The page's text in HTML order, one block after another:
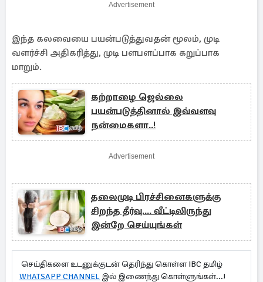
Advertisement
இந்த கலவையை பயன்படுத்துவதன் மூலம், முடி
வளர்ச்சி அதிகரித்து, முடி பளபளப்பாக கறுப்பாக
மாறும்.
கற்றாழை ஜெல்லை
பயன்படுத்தினால் இவ்வளவு
நன்மைகளா..!
Advertisement
தலைமுடி பிரச்சினைகளுக்கு
சிறந்த தீர்வு.... வீட்டிலிருந்து
இன்றே செய்யுங்கள்
செய்திகளை உடனுக்குடன் தெரிந்து கொள்ள IBC தமிழ்
WHATSAPP CHANNEL இல் இணைந்து கொள்ளுங்கள்...!